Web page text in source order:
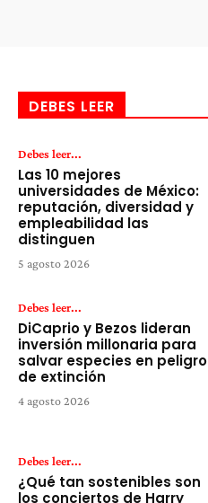
DEBES LEER
Debes leer...
Las 10 mejores
universidades de México:
reputación, diversidad y
empleabilidad las
distinguen
5 agosto 2026
Debes leer...
DiCaprio y Bezos lideran
inversión millonaria para
salvar especies en peligro
de extinción
4 agosto 2026
Debes leer...
¿Qué tan sostenibles son
los conciertos de Harry